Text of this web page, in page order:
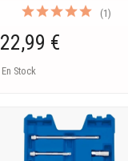
(1)
22,99 €
En Stock